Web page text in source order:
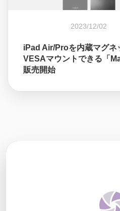
2023/12/02
iPad Air/Proを内蔵マグネ
VESAマウントできる「
販売開始